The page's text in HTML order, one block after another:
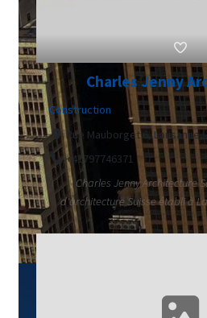
Charles Jenny
Construction
Rue Mauborget 6, Lausanne,
+41797746371
Charles Jenny Architecture
d'architecture Suisse établi à